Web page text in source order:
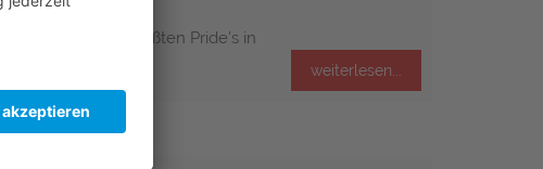
Uhr
Pride - Eine der größten Pride's in
weiterlesen...